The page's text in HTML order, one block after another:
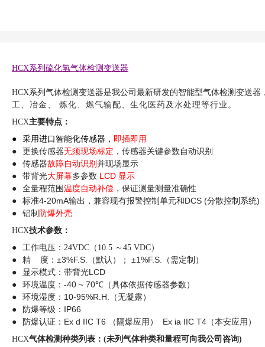
HCX系列硫化氢气体检测变送器
HCX系列气体检测变送器是我公司最新研发的智能型气体检测 变送器
工、冶金、
炼化、燃气输配、生化医药及水处理等行业。
HCX主要特点：
● 采用进口 智能化传感器， 即插即用
●
更换传感器无须现场标定 ，传感器关键参数自动识别
●
传感器故障自动识别 并现场显示
●
带背光大屏幕多参数 LCD 显示
●
全量程范围 温度自动补偿 ，保证测量测量准确性
●
标准4-20mA输出，兼容现有报警控制单元和 DCS (分散控制系统)
● 铝制 防爆外壳
HCX技术参数：
● 工作电压： 24VDC （ 10.5 ～ 45 VDC）
●
精 度： ±3%F.S. （默认）； ±1%F.S.
（需定制）
●
显示模式： 带背光LCD
● 环境温度： -40 ~ 70℃ （具体依据传感器参数）
●
环境湿度： 10-95%R.H.
（无凝露）
●
防爆等级： IP66
● 防爆认证： Ex d IIC T6 （隔爆应用） Ex ia IIC T4 （本安应用）
HCX气体检测种类列表： (未列气体种类和量程可向我公司咨询)